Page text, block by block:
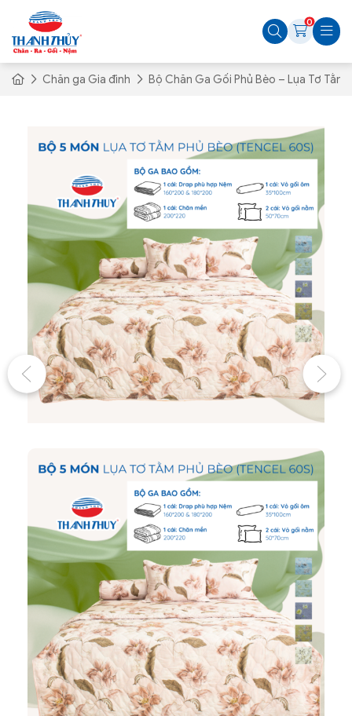
0
Chăn ga Gia đình Bộ Chăn Ga Gối Phủ Bèo – Lụa Tơ